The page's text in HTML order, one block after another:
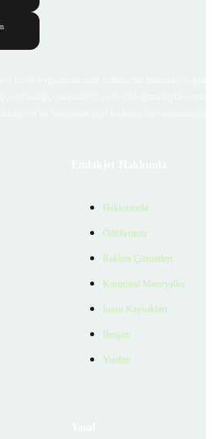
Hakkımızda
Ödüllerimiz
Reklam Çözümleri
Kurumsal Materyaller
İnsan Kaynakları
İletişim
Yardım